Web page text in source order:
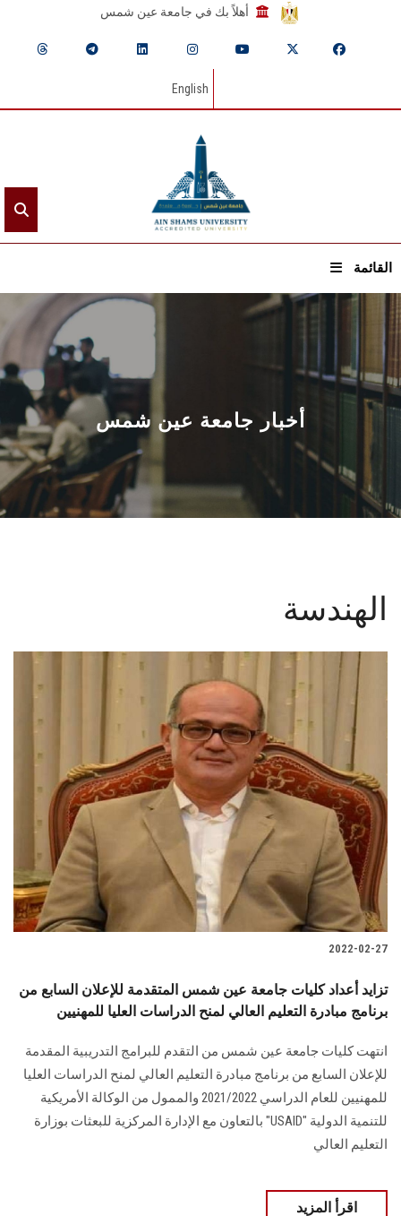
أهلاً بك في جامعة عين شمس
English
القائمة
الرئيسيـة
عن الجامعة
القطاعـات
الشئون الأكاديمية
البحث العلمي
الأنظمة الذكية
تواصل معنا
الطلاب
هيئة التدريس
الدراسات العليا
الموظفون
الزائـرون
سجل الان
أخبار جامعة عين شمس
الهندسة
2022-02-27
تزايد أعداد كليات جامعة عين شمس المتقدمة للإعلان السابع من
برنامج مبادرة التعليم العالي لمنح الدراسات العليا للمهنيين
انتهت كليات جامعة عين شمس من التقدم للبرامج التدريبية المقدمة
للإعلان السابع من برنامج مبادرة التعليم العالي لمنح الدراسات العليا
للمهنيين للعام الدراسي 2021/2022 والممول من الوكالة الأمريكية
للتنمية الدولية "USAID" بالتعاون مع الإدارة المركزية للبعثات بوزارة
التعليم العالي
اقرأ المزيد